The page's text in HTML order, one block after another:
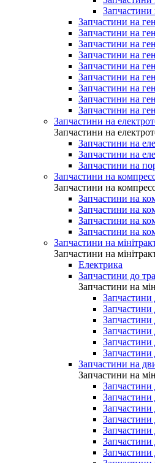
Запчастини
Запчастини на
Запчастини на
Запчастини на
Запчастини на
Запчастини на
Запчастини на
Запчастини на
Запчастини на
Запчастини на
Запчастини на
Запчастини на
Запчастини на
Запчастини на
Запчастини на
Запчастини на
Запчастини на
Запчастини на
Запчастини на
Запчастини на
Запчастини на
Запчастини на
Запчастини на
Електрика
Запчастини до
Запчастини на
Запчастини
Запчастини
Запчастини
Запчастини
Запчастини
Запчастини
Запчастини на
Запчастини на
Запчастини
Запчастини